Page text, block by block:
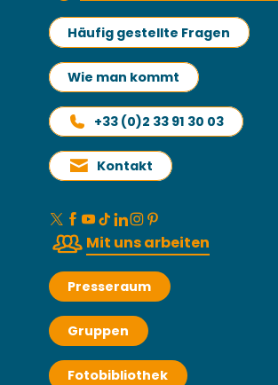
Häufig gestellte Fragen
Wie man kommt
+33 (0)2 33 91 30 03
Kontakt
Mit uns arbeiten
Presseraum
Gruppen
Fotobibliothek